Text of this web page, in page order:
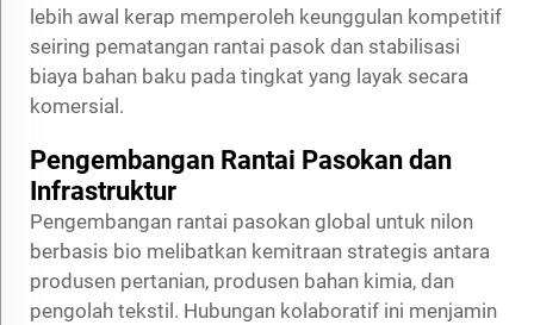
lebih awal kerap memperoleh keunggulan kompetitif
seiring pematangan rantai pasok dan stabilisasi
biaya bahan baku pada tingkat yang layak secara
komersial.
Pengembangan Rantai Pasokan dan
Infrastruktur
Pengembangan rantai pasokan global untuk nilon
berbasis bio melibatkan kemitraan strategis antara
produsen pertanian, produsen bahan kimia, dan
pengolah tekstil. Hubungan kolaboratif ini menjamin